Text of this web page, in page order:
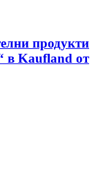
продукти
в Kaufland от